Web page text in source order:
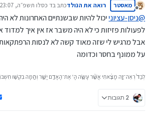
אממ...
לי היה מובן לחלוטין, אבל עדיין קשה לי
להתקרב לתיק כשלא צריך, הנגישות אליו
אימפולסיביות.
אתה צודק וזה הסיבה שהדגשתי את החסרון
בעיקרון אם אתה מקבל החלטה שהמטרה שלך
מספר קרן שונה מזו שאתה רוכש מידי שבוע, או
בהחלט ניתן לעשות אותה.
מנותק
מאסטר רואה את הנולדכתב בד כסלו תשפ״ה, 23:07
נערך לאחרונה על ידי
@ניסן-עציונייכול להיות שבשנתיים האחרונות לא
לפעולות פזיזות כי לא היה משבר אז אין איך למדוד
אבל מרגיש לי שזה מאוד קשה לא לנסות
על ממונף בחסר וכדומה
לְבַד֙ רְאֵה־זֶ֣ה מָצָ֔אתִי אֲשֶׁ֨ר עָשָׂ֧ה הָ' אֶת־הָאָדָ֖ם יָשָׁ֑ר וְהֵ֥מָּה בִקְשׁ֖וּ
2 תגובות